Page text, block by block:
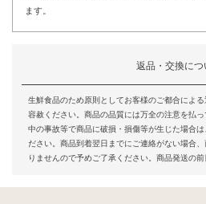
ます。
返品・交換につ
生鮮食品のため原則としてお客様のご都合によ
容赦ください。商品の品質には万全の注意を払
中の事故等で商品に破損・損傷等が生じた場合
ださい。商品到着翌日までにご連絡がない場合
りませんので予めご了承ください。商品発送の